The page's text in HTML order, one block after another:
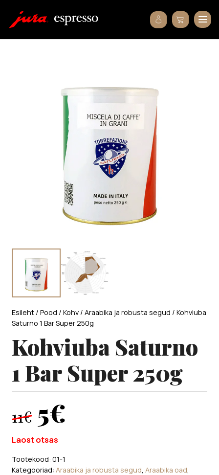
Esileht / Pood / Kohv / Araabika ja robusta segud / Kohviuba
Saturno 1 Bar Super 250g
Kohviuba Saturno
1 Bar Super 250g
11€
Algne
hind
oli:
11€.
5€
Current
price
is:
5€.
Laost otsas
Tootekood: 01-1
Kategooriad: Araabika ja robusta segud Araabika oad